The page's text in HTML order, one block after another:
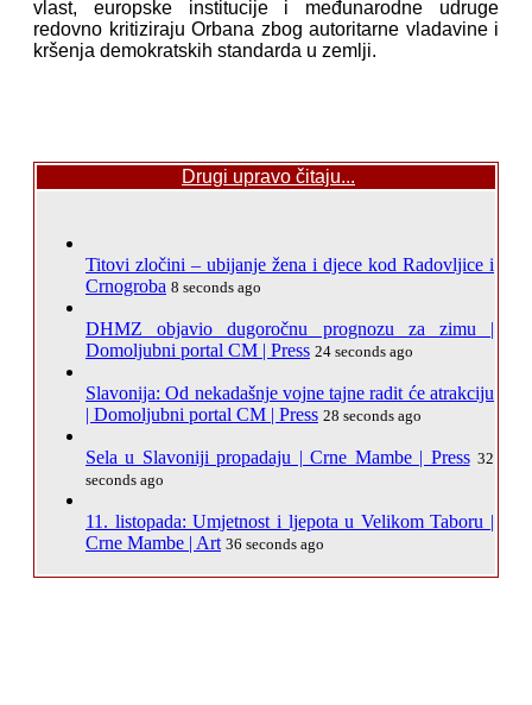
vlast, europske institucije i međunarodne udruge
redovno kritiziraju Orbana zbog autoritarne vladavine i
kršenja demokratskih standarda u zemlji.
Drugi upravo čitaju...
Titovi zločini – ubijanje žena i djece kod Radovljice i
Crnogroba 8 seconds ago
DHMZ objavio dugoročnu prognozu za zimu |
Domoljubni portal CM | Press 24 seconds ago
Slavonija: Od nekadašnje vojne tajne radit će atrakciju
| Domoljubni portal CM | Press 28 seconds ago
Sela u Slavoniji propadaju | Crne Mambe | Press 32
seconds ago
11. listopada: Umjetnost i ljepota u Velikom Taboru |
Crne Mambe | Art 36 seconds ago